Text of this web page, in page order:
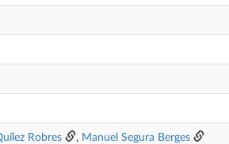
Robres , Manuel Segura Berges